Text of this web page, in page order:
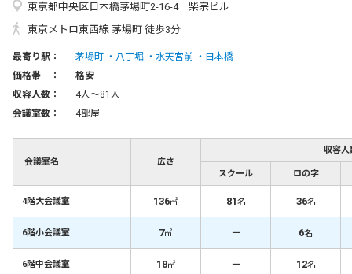
東京都中央区日本橋茅場町2-16-4 柴宗ビル
東京メトロ東西線 茅場町 徒歩3分
最寄り駅： 茅場町 八丁堀 水天宮前
日本橋
価格帯 ：
格安
収容人数：
4人〜81人
会議室数：
4部屋
会議室名 広さ
収容人
スクール ロの字
4階大会議室 136㎡ 81名 36名
6階小会議室 7㎡ － 6名
6階中会議室 18㎡ － 12名